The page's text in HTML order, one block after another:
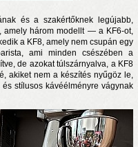
és a szakértőknek legújabb,
amely három modellt — a KF6-ot,
a KF8, amely nem csupán egy
ami minden csészében a
de azokat túlszárnyalva, a KF8
akiket nem a készítés nyűgöz le,
stílusos kávéélményre vágynak